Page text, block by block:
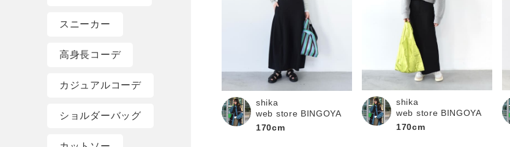
スニーカー
高身長コーデ
カジュアルコーデ
ショルダーバッグ
shika
web store BINGOYA
170cm
shika
web store BINGOYA
170cm